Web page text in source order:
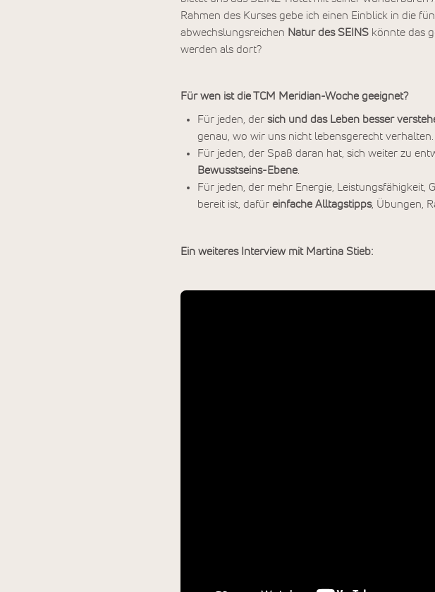
Rahmen des Kurses gebe ich einen Einblick in die
abwechslungsreichen Natur des SEINS könnte das
werden als dort?
Für wen ist die TCM Meridian-Woche geeignet?
Für jeden, der sich und das Leben besser
genau, wo wir uns nicht lebensgerecht verhalten.
Für jeden, der Spaß daran hat, sich weiter zu
Bewusstseins-Ebene
Für jeden, der mehr Energie, Leistungsfähigkeit,
bereit ist, dafür einfache Alltagstipps, Übungen,
Ein weiteres Interview mit Martina Stieb: